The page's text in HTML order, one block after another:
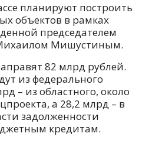
планируют построить
объектов в рамках
председателем
Мишустиным.
82 млрд рублей.
из федерального
– из областного, около
а 28,2 млрд – в
задолженности
кредитам.